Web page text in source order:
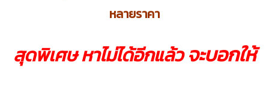
หลายราคา
สุดพิเศษ หาไม่ได้อีกแล้วจะบอกให้